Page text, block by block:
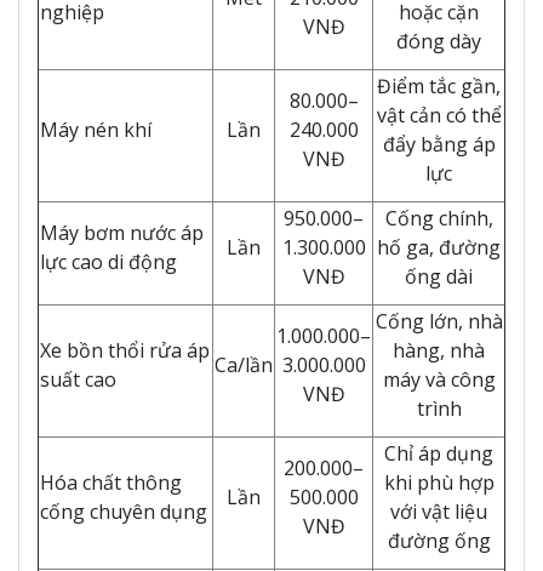
nghiệp
VNĐ
hoặc cặn
đóng dày
Máy nén khí Lần
80.000–
240.000
VNĐ
Điểm tắc gần,
vật cản có thể
đẩy bằng áp
lực
Máy bơm nước áp
lực cao di động
Lần
950.000–
1.300.000
VNĐ
Cống chính,
hố ga, đường
ống dài
Xe bồn thổi rửa áp
suất cao
Ca/lần
1.000.000–
3.000.000
VNĐ
Cống lớn, nhà
hàng, nhà
máy và công
trình
Hóa chất thông
cống chuyên dụng
Lần
200.000–
500.000
VNĐ
Chỉ áp dụng
khi phù hợp
với vật liệu
đường ống